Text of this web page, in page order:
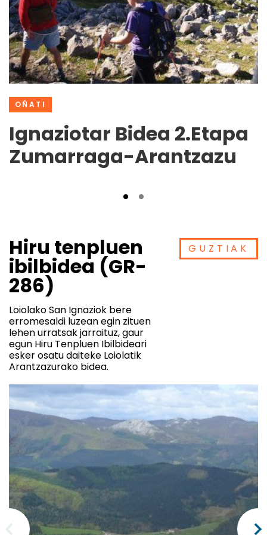
OÑATI
Ignaziotar Bidea 2.Etapa
Zumarraga-Arantzazu
Hiru tenpluen
ibilbidea (GR-
286)
Loiolako San Ignaziok bere
erromesaldi luzean egin zituen
lehen urratsak jarraituz, gaur
egun Hiru Tenpluen Ibilbideari
esker osatu daiteke Loiolatik
Arantzazurako bidea.
GUZTIAK